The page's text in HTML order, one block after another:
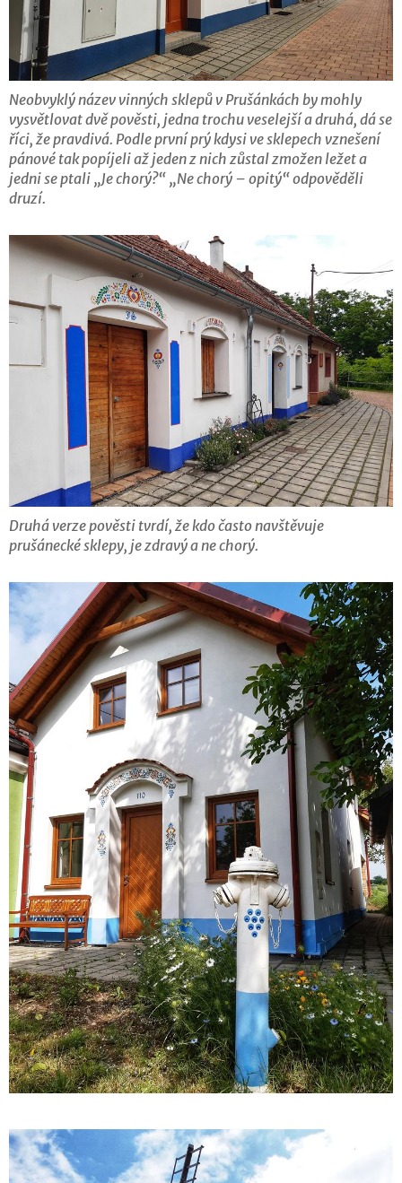
Neobvyklý název vinných sklepů v Prušánkách by mohly
vysvětlovat dvě pověsti, jedna trochu veselejší a druhá, dá se
říci, že pravdivá. Podle první prý kdysi ve sklepech vznešení
pánové tak popíjeli až jeden z nich zůstal zmožen ležet a
jedni se ptali „Je chorý?“ „Ne chorý – opitý“ odpověděli
druzí.
Druhá verze pověsti tvrdí, že kdo často navštěvuje
prušánecké sklepy, je zdravý a ne chorý.